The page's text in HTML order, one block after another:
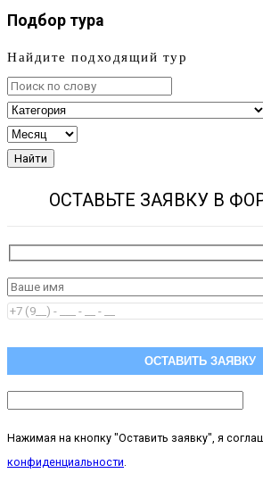
Подбор тура
Найдите подходящий тур
Найти
ОСТАВЬТЕ ЗАЯВКУ В
Нажимая на кнопку "Оставить заявку", я
конфиденциальности